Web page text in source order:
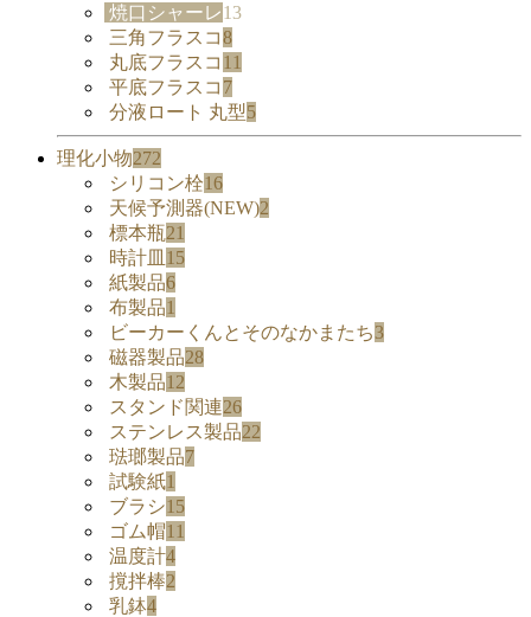
焼口シャーレ13
三角フラスコ8
丸底フラスコ 11
平底フラスコ 7
分液ロート 丸型5
理化小物272
シリコン栓16
天候予測器(NEW)2
標本瓶21
時計皿 15
紙製品6
布製品1
ビーカーくんとそのなかまたち3
磁器製品28
木製品12
スタンド関連26
ステンレス製品22
琺瑯製品7
試験紙1
ブラシ15
ゴム帽11
温度計4
撹拌棒2
乳鉢4